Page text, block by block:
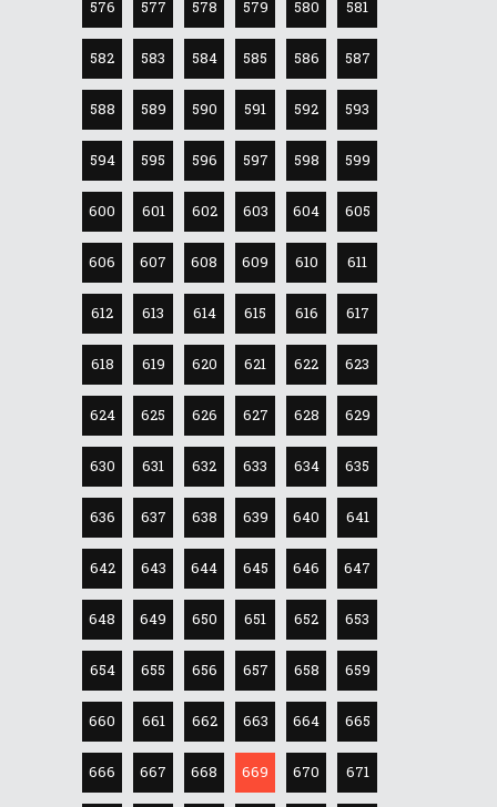
576 577 578 579 580 581
582 583 584 585 586 587
588 589 590 591 592 593
594 595 596 597 598 599
600 601 602 603 604 605
606 607 608 609 610 611
612 613 614 615 616 617
618 619 620 621 622 623
624 625 626 627 628 629
630 631 632 633 634 635
636 637 638 639 640 641
642 643 644 645 646 647
648 649 650 651 652 653
654 655 656 657 658 659
660 661 662 663 664 665
666 667 668 669 670 671